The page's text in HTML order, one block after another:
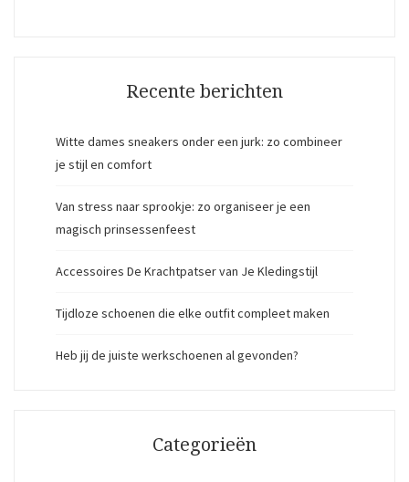
Recente berichten
Witte dames sneakers onder een jurk: zo combineer
je stijl en comfort
Van stress naar sprookje: zo organiseer je een
magisch prinsessenfeest
Accessoires De Krachtpatser van Je Kledingstijl
Tijdloze schoenen die elke outfit compleet maken
Heb jij de juiste werkschoenen al gevonden?
Categorieën